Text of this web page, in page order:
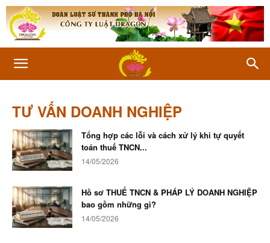
TƯ VẤN DOANH NGHIỆP
Tổng hợp các lỗi và cách xử lý khi tự quyết
toán thuế TNCN...
14/05/2026
Hồ sơ THUẾ TNCN & PHÁP LÝ DOANH NGHIỆP
bao gồm những gì?
14/05/2026